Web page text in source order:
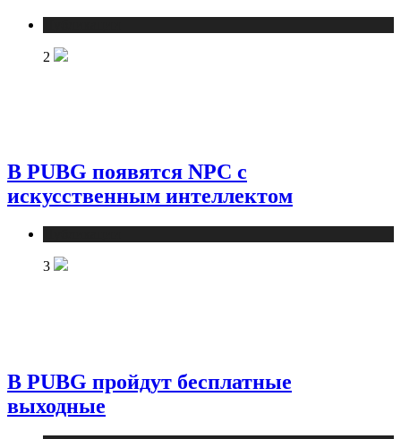
2
В PUBG появятся NPC с
искусственным интеллектом
3
В PUBG пройдут бесплатные
выходные